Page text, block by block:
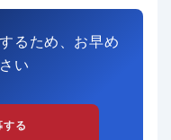
るため、お早め
い
する